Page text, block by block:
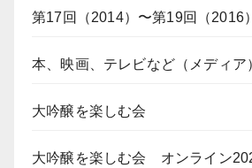
第17回（2014）〜第19回（2016）
本、映画、テレビなど（メディア
大吟醸を楽しむ会
大吟醸を楽しむ会 オンライン